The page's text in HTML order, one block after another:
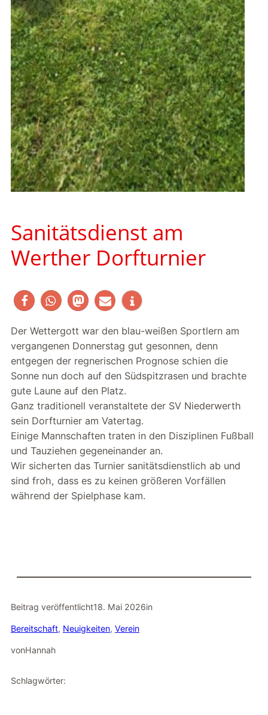
Sanitätsdienst am
Werther Dorfturnier
Der Wettergott war den blau-weißen Sportlern am
vergangenen Donnerstag gut gesonnen, denn
entgegen der regnerischen Prognose schien die
Sonne nun doch auf den Südspitzrasen und brachte
gute Laune auf den Platz.
Ganz traditionell veranstaltete der SV Niederwerth
sein Dorfturnier am Vatertag.
Einige Mannschaften traten in den Disziplinen Fußball
und Tauziehen gegeneinander an.
Wir sicherten das Turnier sanitätsdienstlich ab und
sind froh, dass es zu keinen größeren Vorfällen
während der Spielphase kam.
Beitrag veröffentlicht18. Mai 2026in
Bereitschaft, Neuigkeiten, Verein
vonHannah
Schlagwörter: